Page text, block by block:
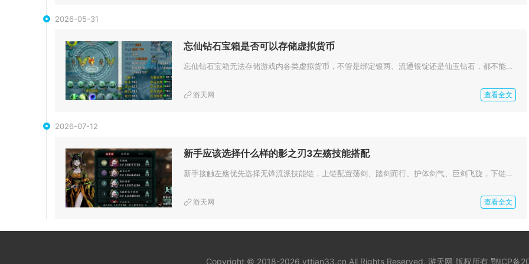
2026-05-31
忘仙钻石宝箱是否可以存储虚拟货币
忘仙钻石宝箱无法存储游戏内各类虚拟货币，不管是绑定银两、流通银锭还是仙玉钻石，都不能放入该宝箱当中进行寄存保管。钻石宝箱...
游天网 查看全文
2026-07-12
新手应该选择什么样的影之刃3左殇技能搭配
新手接触左殇优先选择无锋流派技能链，上链配置荡剑、踏剑而行、护体剑气、巨剑飞旋，下链搭配铁龙突击、连环腿、金龙剑，这套组...
游天网 查看全文
Copyright © 2018-2026 yttian33.cn All Rights Reserved. 游天网 版权所有 鄂ICP备